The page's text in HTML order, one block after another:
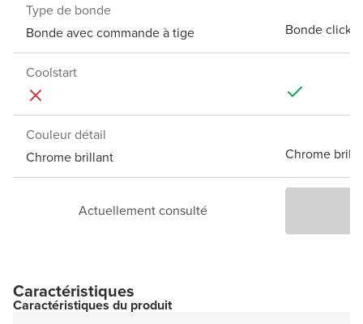
Type de bonde
Bonde avec commande à tige
Bonde
Coolstart
Couleur détail
Chrome brillant
Chrome
Actuellement consulté
Caractéristiques
Caractéristiques du produit